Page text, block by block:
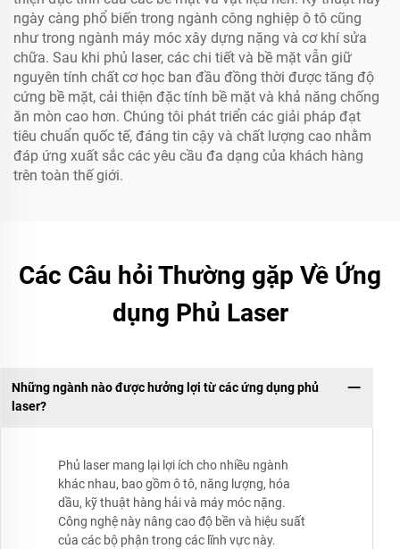
ngày càng phổ biến trong ngành công nghiệp ô tô cũng
như trong ngành máy móc xây dựng nặng và cơ khí sửa
chữa. Sau khi phủ laser, các chi tiết và bề mặt vẫn giữ
nguyên tính chất cơ học ban đầu đồng thời được tăng độ
cứng bề mặt, cải thiện đặc tính bề mặt và khả năng chống
ăn mòn cao hơn. Chúng tôi phát triển các giải pháp đạt
tiêu chuẩn quốc tế, đáng tin cậy và chất lượng cao nhằm
đáp ứng xuất sắc các yêu cầu đa dạng của khách hàng
trên toàn thế giới.
Các Câu hỏi Thường gặp Về Ứng
dụng Phủ Laser
Những ngành nào được hưởng lợi từ các ứng dụng phủ
laser?
Phủ laser mang lại lợi ích cho nhiều ngành
khác nhau, bao gồm ô tô, năng lượng, hóa
dầu, kỹ thuật hàng hải và máy móc nặng.
Công nghệ này nâng cao độ bền và hiệu suất
của các bộ phận trong các lĩnh vực này.